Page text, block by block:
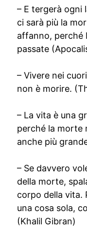
– E tergerà ogni
ci sarà più la
affanno, perché
passate
– Vivere nei
non è morire.
– La vita è una
perché la morte
anche più
– Se davvero
della morte,
corpo della vita.
una cosa sola,
(Khalil Gibran)